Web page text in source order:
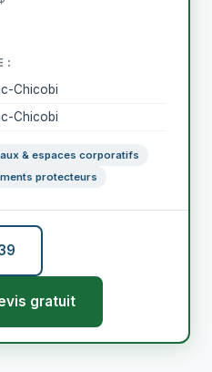
:
Chicobi
Chicobi
& espaces corporatifs
protecteurs
gratuit